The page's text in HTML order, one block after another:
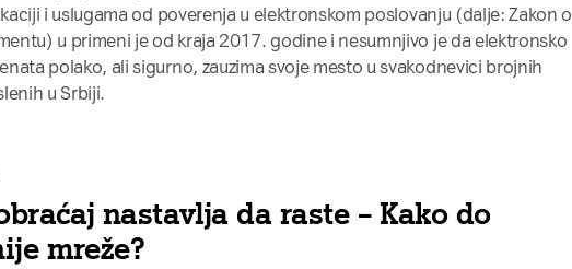
i uslugama od poverenja u elektronskom poslovanju (dalje: Zakon o
u primeni je od kraja 2017. godine i nesumnjivo je da elektronsko
polako, ali sigurno, zauzima svoje mesto u svakodnevici brojnih
u Srbiji.
nastavlja da raste – Kako do
mreže?